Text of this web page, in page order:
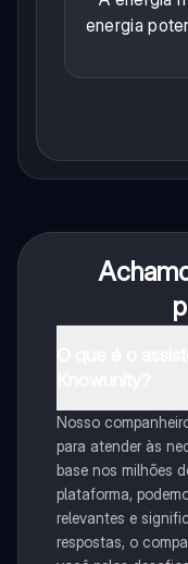
energia
Nosso
para atender às
base nos milhões
plataforma,
relevantes e
respostas, o